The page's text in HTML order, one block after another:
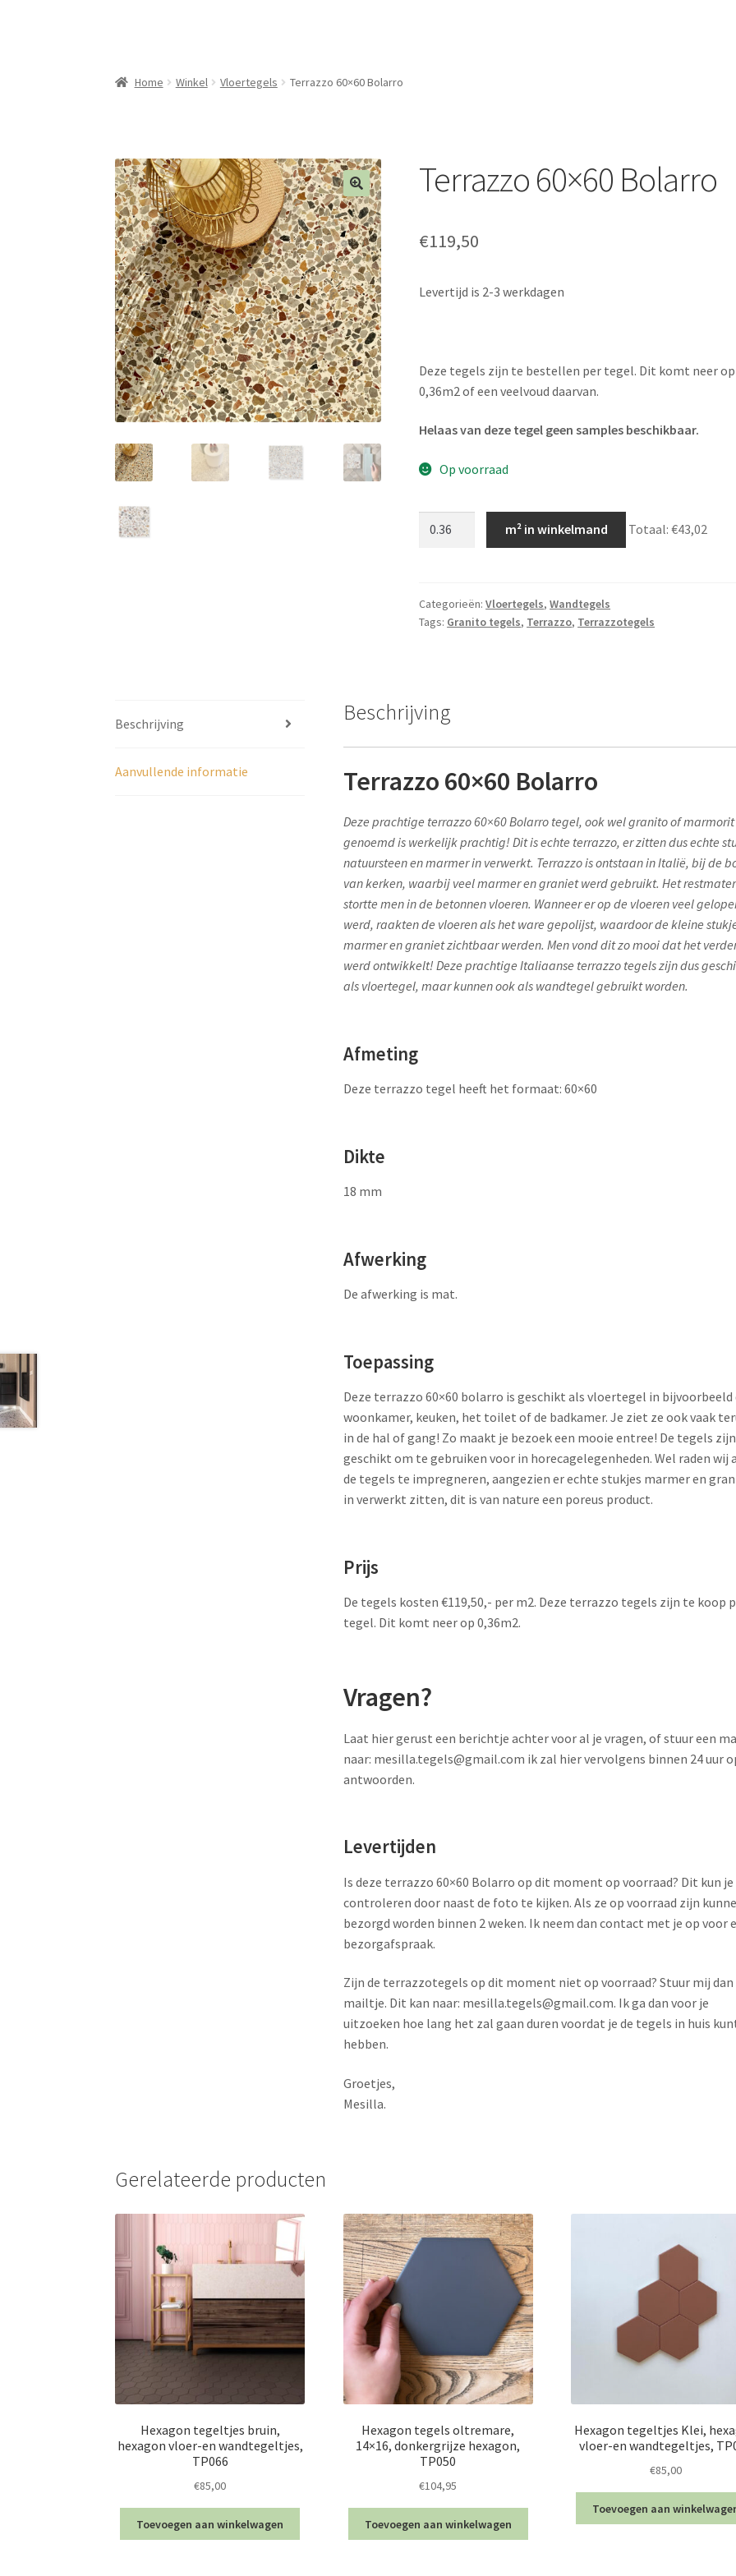
Home Winkel Vloertegels Terrazzo 60×60 Bolarro
Terrazzo 60×60 Bolarro
€119,50
Levertijd is 2-3 werkdagen
Deze tegels zijn te bestellen per tegel. Dit komt neer op
0,36m2 of een veelvoud daarvan.
Helaas van deze tegel geen samples beschikbaar.
Op voorraad
m² in winkelmand Totaal:€43,02
Categorieën:Vloertegels,Wandtegels
Tags: Granito tegels, Terrazzo, Terrazzotegels
Beschrijving
Aanvullende informatie
Beschrijving
Terrazzo 60×60 Bolarro
Deze prachtige terrazzo 60×60 Bolarro tegel, ook wel granito of marmorit
genoemd is werkelijk prachtig! Dit is echte terrazzo, er zitten dus echte
natuursteen en marmer in verwerkt. Terrazzo is ontstaan in Italië, bij de
van kerken, waarbij veel marmer en graniet werd gebruikt. Het
stortte men in de betonnen vloeren. Wanneer er op de vloeren veel
werd, raakten de vloeren als het ware gepolijst, waardoor de kleine
marmer en graniet zichtbaar werden. Men vond dit zo mooi dat het
werd ontwikkelt! Deze prachtige Italiaanse terrazzo tegels zijn dus
als vloertegel, maar kunnen ook als wandtegel gebruikt worden.
Afmeting
Deze terrazzo tegel heeft het formaat: 60×60
Dikte
18 mm
Afwerking
De afwerking is mat.
Toepassing
Deze terrazzo 60×60 bolarro is geschikt als vloertegel in bijvoorbeeld
woonkamer, keuken, het toilet of de badkamer. Je ziet ze ook vaak
in de hal of gang! Zo maakt je bezoek een mooie entree! De tegels
geschikt om te gebruiken voor in horecagelegenheden. Wel raden wij
de tegels te impregneren, aangezien er echte stukjes marmer en
in verwerkt zitten, dit is van nature een poreus product.
Prijs
De tegels kosten €119,50,- per m2. Deze terrazzo tegels zijn te koop
tegel. Dit komt neer op 0,36m2.
Vragen?
Laat hier gerust een berichtje achter voor al je vragen, of stuur een
naar: mesilla.tegels@gmail.com ik zal hier vervolgens binnen 24 uur
antwoorden.
Levertijden
Is deze terrazzo 60×60 Bolarro op dit moment op voorraad? Dit kun je
controleren door naast de foto te kijken. Als ze op voorraad zijn
bezorgd worden binnen 2 weken. Ik neem dan contact met je op voor
bezorgafspraak.
Zijn de terrazzotegels op dit moment niet op voorraad? Stuur mij dan
mailtje. Dit kan naar: mesilla.tegels@gmail.com. Ik ga dan voor je
uitzoeken hoe lang het zal gaan duren voordat je de tegels in huis
hebben.
Groetjes,
Mesilla.
Gerelateerde producten
Hexagon tegeltjes bruin,
hexagon vloer-en wandtegeltjes,
TP066
€85,00
Toevoegen aan winkelwagen
Hexagon tegels oltremare,
14×16, donkergrijze hexagon,
TP050
€104,95
Toevoegen aan winkelwagen
Hexagon tegeltjes Klei,
vloer-en wandtegeltjes,
€85,00
Toevoegen aan